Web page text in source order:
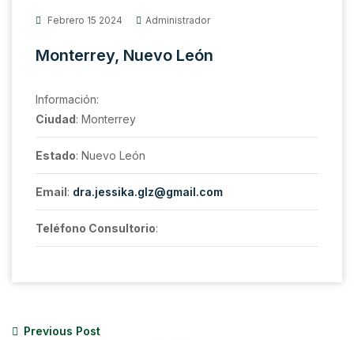
Febrero 15 2024 Administrador
Monterrey, Nuevo León
Información:
Ciudad: Monterrey
Estado: Nuevo León
Email: dra.jessika.glz@gmail.com
Teléfono Consultorio:
Previous Post